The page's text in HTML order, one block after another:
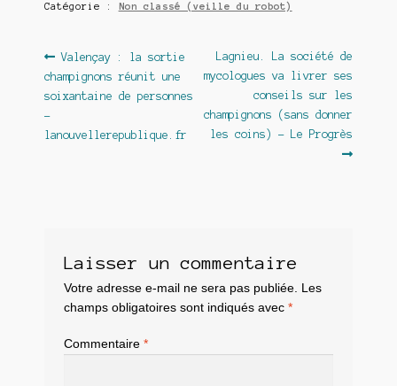
Catégorie : Non classé (veille du robot)
Navigation
de
l’article
Article
précédent :
Valençay : la sortie
champignons réunit une
soixantaine de personnes
–
lanouvellerepublique.fr
Article
suivant :
Lagnieu. La société de
mycologues va livrer ses
conseils sur les
champignons (sans donner
les coins) – Le Progrès
Laisser un commentaire
Votre adresse e-mail ne sera pas publiée. Les
champs obligatoires sont indiqués avec *
Commentaire *